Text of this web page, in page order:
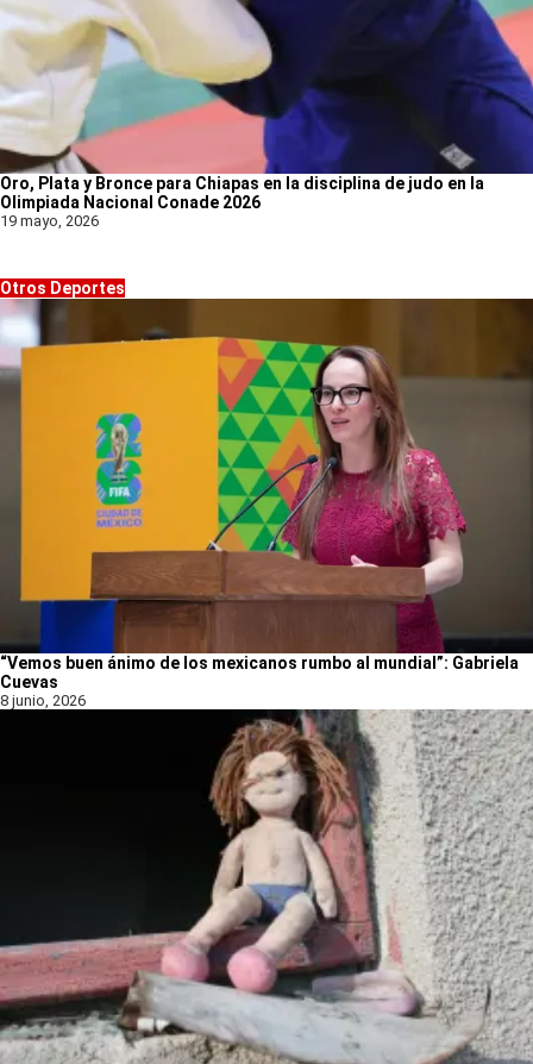
Oro, Plata y Bronce para Chiapas en la disciplina de judo en la
Olimpiada Nacional Conade 2026
19 mayo, 2026
Otros Deportes
“Vemos buen ánimo de los mexicanos rumbo al mundial”: Gabriela
Cuevas
8 junio, 2026